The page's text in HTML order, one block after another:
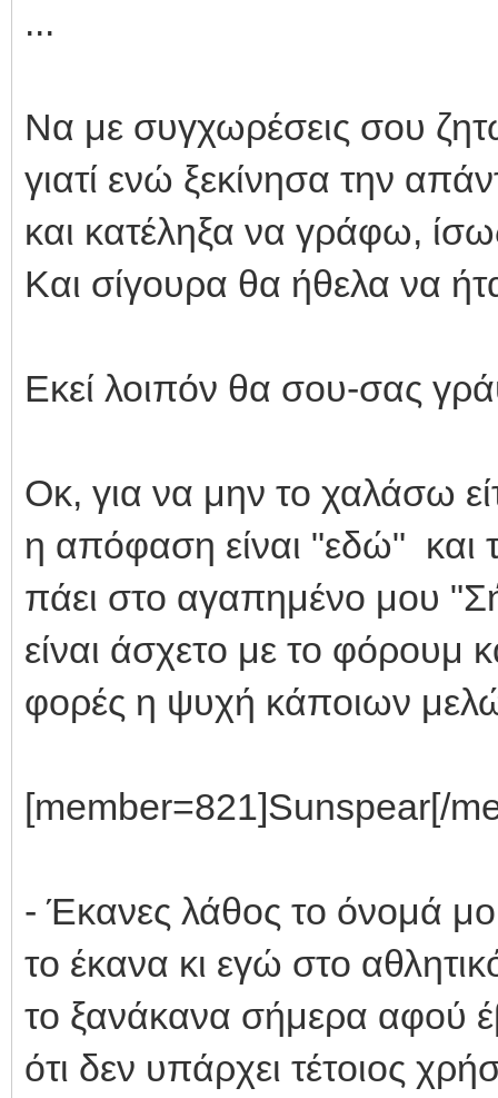
...
Να με συγχωρέσεις σου
γιατί ενώ ξεκίνησα την
και κατέληξα να γράφω,
Και σίγουρα θα ήθελα να
Εκεί λοιπόν θα σου-σας
Οκ, για να μην το χαλάσω
η απόφαση είναι "εδώ" και
πάει στο αγαπημένο μου
είναι άσχετο με το φόρουμ
φορές η ψυχή κάποιων
[member=821]Sunspear[/
- Έκανες λάθος το όνομά
το έκανα κι εγώ στο
το ξανάκανα σήμερα αφού
ότι δεν υπάρχει τέτοιος